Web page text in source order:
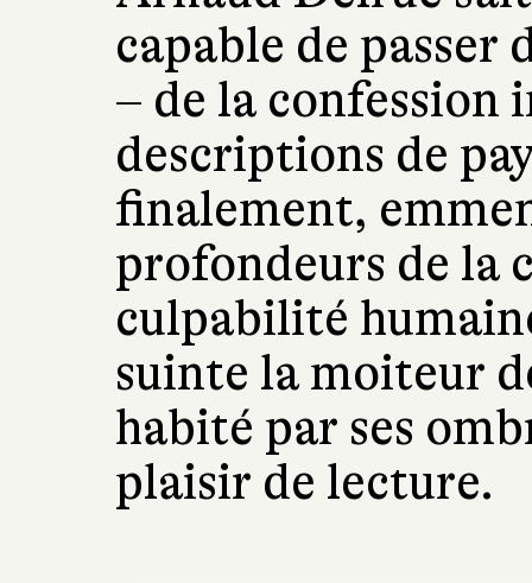
capable de passer
– de la confession
descriptions de
finalement,
profondeurs de la
culpabilité
suinte la moiteur
habité par ses
plaisir de lecture.